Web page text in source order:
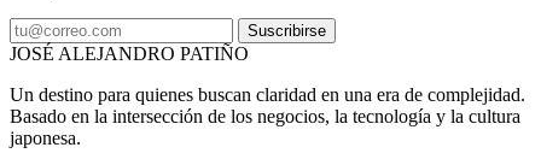
Suscribirse
JOSÉ ALEJANDRO PATIÑO
Un destino para quienes buscan claridad en una era de complejidad.
Basado en la intersección de los negocios, la tecnología y la cultura
japonesa.